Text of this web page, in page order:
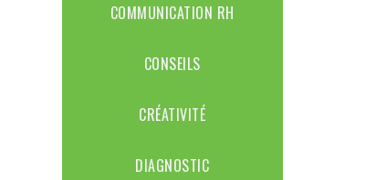
COMMUNICATION RH
CONSEILS
CRÉATIVITÉ
DIAGNOSTIC